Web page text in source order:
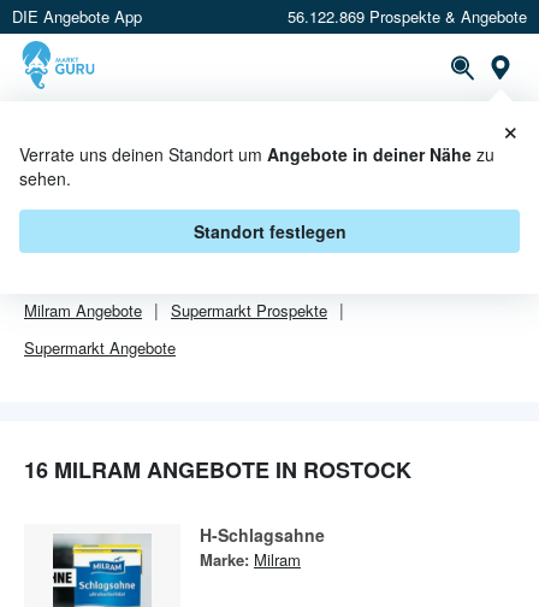
DIE Angebote App 56.122.869 Prospekte & Angebote
Verrate uns deinen Standort um Angebote in deiner Nähe zu
sehen.
Standort festlegen
×
MILRAM ANGEBOTE IN ROSTOCK
VonMilramgibt es aktuell16 Angebote in Rostock.
Milram Angebote Supermarkt Prospekte
Supermarkt Angebote
16 MILRAM ANGEBOTE IN ROSTOCK
H-Schlagsahne
Marke: Milram